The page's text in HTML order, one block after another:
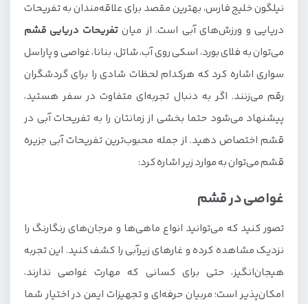
پدل بورد در قشم
قیمت تفریحات آبی قشم
تفریحات غیر آبی قشم
سواحل قشم
پارک آفتاب قشم
ساحل روستای شیب دراز
پاراگلایدر سواری در قشم
گشت شبانه ساحل در قشم
نیلگون خلیج فارس، بهترین مقصد برای علاقه‌مندان به تفریحات
دریایی و ورزش‌های آبی است. از میانتفریحات دریایی قشم
می‌توان به فلای‌ بورد، اسکی روی آب، شاتل، بنانا، غواصی و پاراسل‌
سواری اشاره کرد که هرکدام لحظات شادی را برای گردشگران
رقم می‌زنند. اگر به دنبال تجربه‌ای متفاوت در سفر هستید،
پیشنهاد می‌شود حتما بخشی از زمانتان را به تفریحات آبی در
قشم اختصاص دهید. از جمله محبوب‌ترین تفریحات آبی جزیره
قشم می‌توان به موارد زیر اشاره کرد:
غواصی در قشم
تصور کنید که می‌توانید انواع ماهی‌ها و مرجان‌های رنگارنگ را
نزدیک مشاهده کرده و غارهای زیر‌آبی را کشف کنید. این تجربه
هیجان‌انگیز، حتی برای کسانی که مهارت غواصی ندارند،
امکان‌پذیر است؛ مربیان حرفه‌ای و تجهیزات ایمن در اختیار شما